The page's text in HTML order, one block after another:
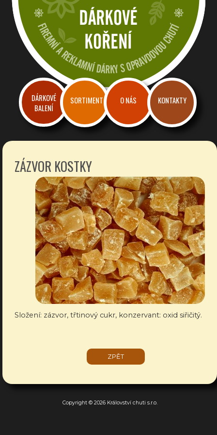
Dárkové a reklamní koření
Firemní dárky a reklama s chutí
DÁRKOVÉ
BALENÍ
SORTIMENT O NÁS KONTAKTY
ZÁZVOR KOSTKY
Složení: zázvor, třtinový cukr, konzervant: oxid siřičitý.
ZPĚT
Copyright © 2026 Království chuti s.r.o.